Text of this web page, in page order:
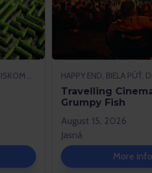
VIKTÓRIINE ZÁHRADY S BLUDISKOM ČERTOVA SKALA, STARÁ ĽUBOVŇA
Travelling
Grumpy Fish
August 15, 2026
Jasná
More info